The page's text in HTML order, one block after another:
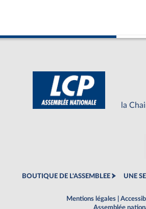
la
BOUTIQUE DE L'ASSEMBLEE UNE
Mentions légales
Assemblée